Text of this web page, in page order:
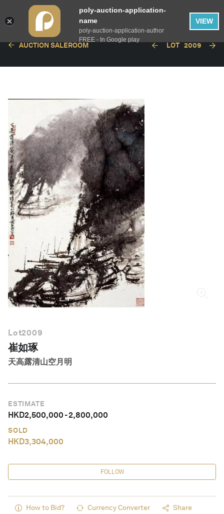
繁體中文
AUCTION SALEROOM LOT 2009
Lot2009
崔如琢
天高露清山空月明
ESTIMATE
HKD2,500,000-2,800,000
SOLD
HKD3,304,000
FOLLOW
How to Bid? Currency Converter Share
poly-auction-application-
name
poly-auction-application-author
FREE - In Google play
VIEW